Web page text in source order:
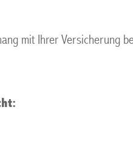
mit Ihrer Versicherung